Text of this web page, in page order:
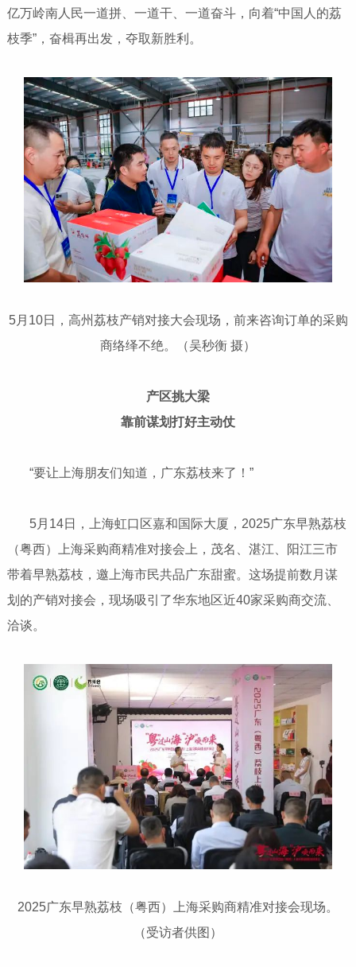
亿万岭南人民一道拼、一道干、一道奋斗，向着“中国人的荔
枝季”，奋楫再出发，夺取新胜利。
5月10日，高州荔枝产销对接大会现场，前来咨询订单的采购
商络绎不绝。（吴秒衡 摄）
产区挑大梁
靠前谋划打好主动仗
“要让上海朋友们知道，广东荔枝来了！”
5月14日，上海虹口区嘉和国际大厦，2025广东早熟荔枝
（粤西）上海采购商精准对接会上，茂名、湛江、阳江三市
带着早熟荔枝，邀上海市民共品广东甜蜜。这场提前数月谋
划的产销对接会，现场吸引了华东地区近40家采购商交流、
洽谈。
2025广东早熟荔枝（粤西）上海采购商精准对接会现场。
（受访者供图）